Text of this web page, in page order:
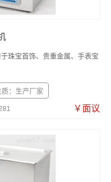
珠宝首饰、贵重金属、手表宝
质：生产厂家
￥面议